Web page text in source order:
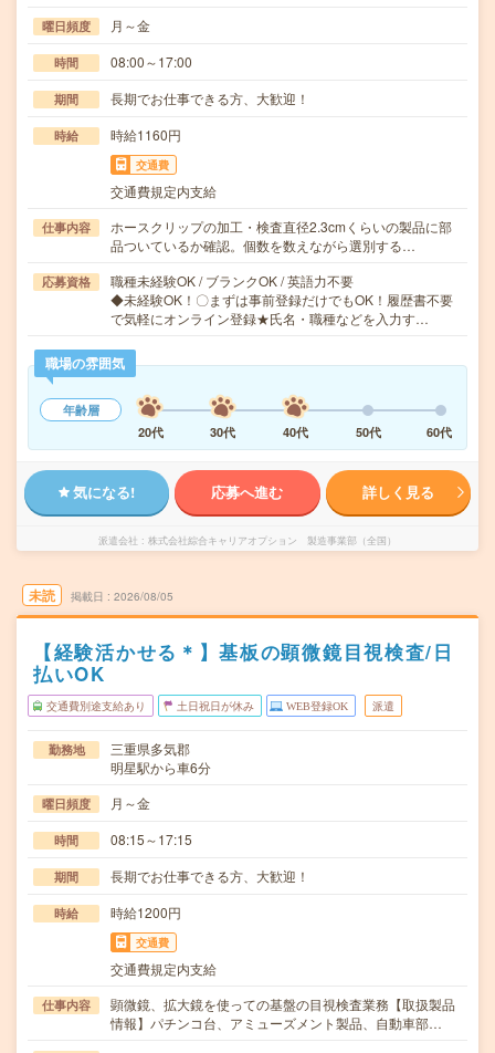
曜日頻度 月～金
時間 08:00～17:00
期間 長期でお仕事できる方、大歓迎！
時給 時給1160円
交通費
交通費規定内支給
仕事内容
ホースクリップの加工・検査直径2.3cmくらいの製品に部
品ついているか確認。個数を数えながら選別する…
応募資格
職種未経験OK / ブランクOK / 英語力不要
◆未経験OK！〇まずは事前登録だけでもOK！履歴書不要
で気軽にオンライン登録★氏名・職種などを入力す…
職場の雰囲気
年齢層
20代
30代 40代 50代 60代
気になる! 応募へ進む 詳しく見る
派遣会社 株式会社綜合キャリアオプション 製造事業部（全国）
未読 掲載日 2026/08/05
【経験活かせる＊】基板の顕微鏡目視検査/日
払いOK
交通費別途支給あり 土日祝日が休み WEB登録OK 派遣
勤務地
三重県多気郡
明星駅から車6分
曜日頻度 月～金
時間 08:15～17:15
期間 長期でお仕事できる方、大歓迎！
時給 時給1200円
交通費
交通費規定内支給
仕事内容
顕微鏡、拡大鏡を使っての基盤の目視検査業務【取扱製品
情報】パチンコ台、アミューズメント製品、自動車部…